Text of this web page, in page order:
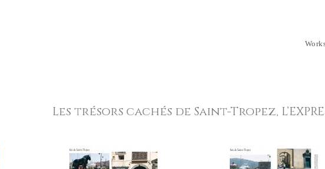
Les trésors cachés de Saint-Tropez,